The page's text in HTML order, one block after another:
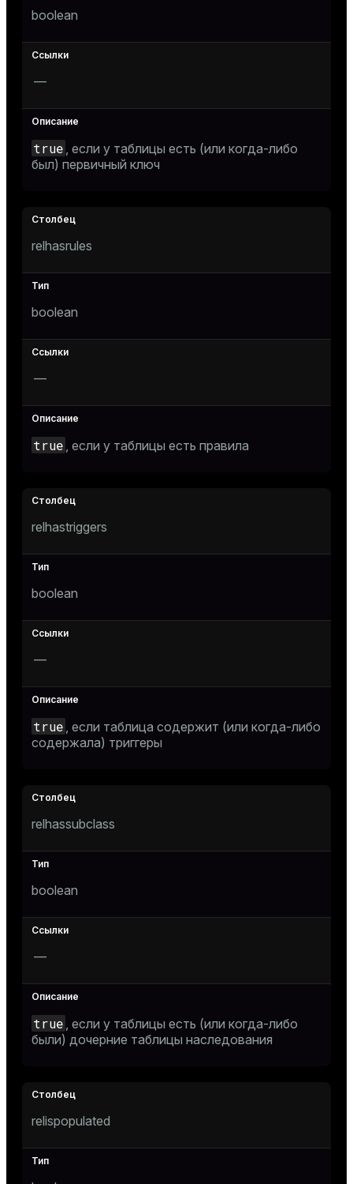
boolean
—
true , если у таблицы есть (или когда-либо
был) первичный ключ
relhasrules
boolean
—
true , если у таблицы есть правила
relhastriggers
boolean
—
true , если таблица содержит (или когда-либо
содержала) триггеры
relhassubclass
boolean
—
true , если у таблицы есть (или когда-либо
были) дочерние таблицы наследования
relispopulated